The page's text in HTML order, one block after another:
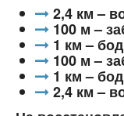
2,4 км –
100 м –
1 км –
100 м –
1 км –
2,4 км –